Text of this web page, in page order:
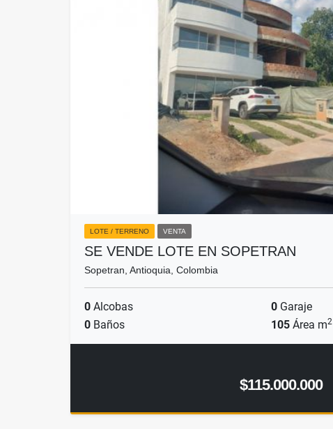
LOTE / TERRENO VENTA
SE VENDE LOTE EN SOPETRAN
Sopetran, Antioquia, Colombia
0 Alcobas 0 Garaje
0 Baños 105 Área m2
$115.000.000